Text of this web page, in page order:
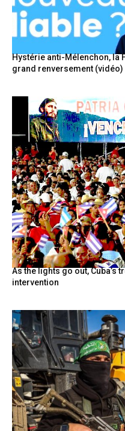
Hystérie anti-Mélenchon, la
grand renversement (vidéo)
As the lights go out, Cuba’s
intervention